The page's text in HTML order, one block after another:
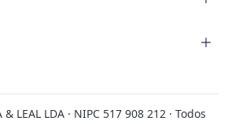
& LEAL LDA · NIPC 517 908 212 · Todos